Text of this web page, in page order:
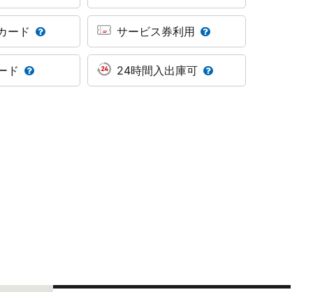
ード サービス券利用
ド 24時間入出庫可